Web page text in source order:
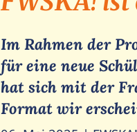
Im Rahmen der
für eine neue
hat sich mit der
Format wir